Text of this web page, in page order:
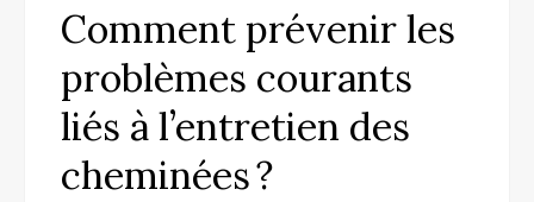
Comment prévenir les
problèmes courants
liés à l’entretien des
cheminées ?